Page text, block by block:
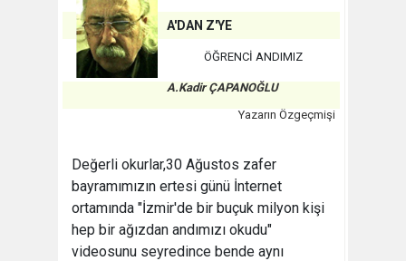
A'DAN Z'YE
ÖĞRENCİ ANDIMIZ
A.Kadir ÇAPANOĞLU
Yazarın Özgeçmişi
Değerli okurlar,30 Ağustos zafer
bayramımızın ertesi günü İnternet
ortamında "İzmir'de bir buçuk milyon kişi
hep bir ağızdan andımızı okudu"
videosunu seyredince bende aynı